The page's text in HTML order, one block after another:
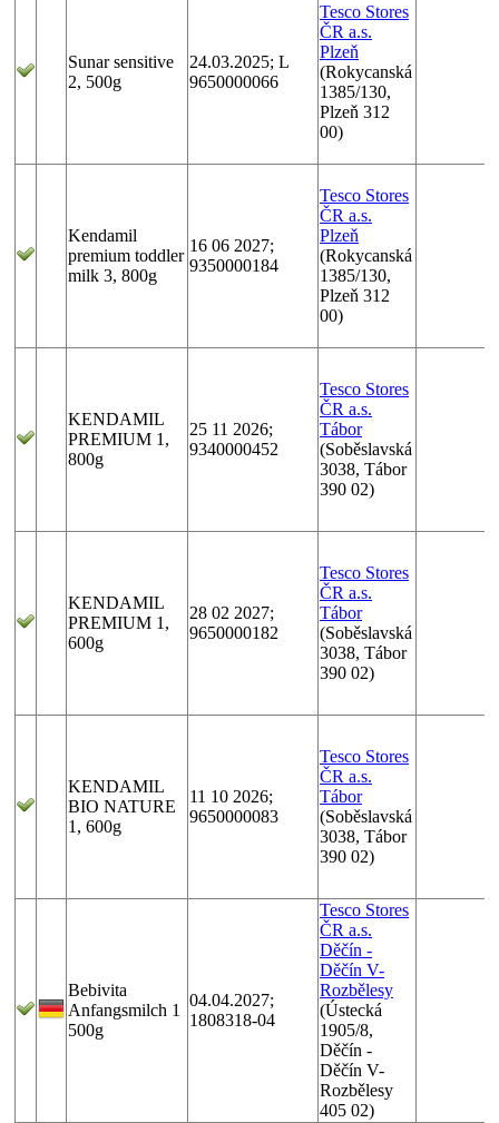
Sunar sensitive
2, 500g
24.03.2025; L
9650000066
Tesco Stores
ČR a.s.
Plzeň
(Rokycanská
1385/130,
Plzeň 312
00)
Kendamil
premium toddler
milk 3, 800g
16 06 2027;
9350000184
Tesco Stores
ČR a.s.
Plzeň
(Rokycanská
1385/130,
Plzeň 312
00)
KENDAMIL
PREMIUM 1,
800g
25 11 2026;
9340000452
Tesco Stores
ČR a.s.
Tábor
(Soběslavská
3038, Tábor
390 02)
KENDAMIL
PREMIUM 1,
600g
28 02 2027;
9650000182
Tesco Stores
ČR a.s.
Tábor
(Soběslavská
3038, Tábor
390 02)
KENDAMIL
BIO NATURE
1, 600g
11 10 2026;
9650000083
Tesco Stores
ČR a.s.
Tábor
(Soběslavská
3038, Tábor
390 02)
Bebivita
Anfangsmilch 1
500g
04.04.2027;
1808318-04
Tesco Stores
ČR a.s.
Děčín -
Děčín V-
Rozbělesy
(Ústecká
1905/8,
Děčín -
Děčín V-
Rozbělesy
405 02)